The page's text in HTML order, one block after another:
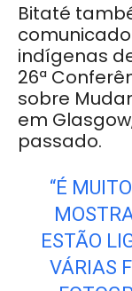
Bitaté
indígenas
26ª
sobre
em
passado.
“É
ESTÃO
VÁRIAS